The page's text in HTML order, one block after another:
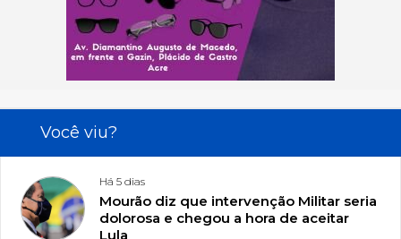
Você viu?
Há 5 dias
Mourão diz que intervenção Militar seria
dolorosa e chegou a hora de aceitar
Lula